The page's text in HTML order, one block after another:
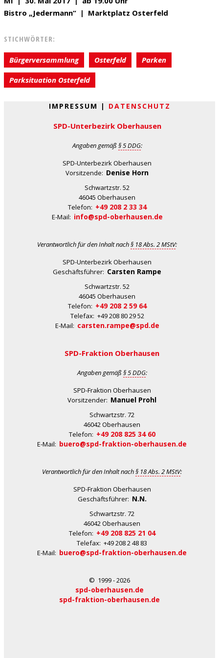
Bistro „Jedermann“ | Marktplatz Osterfeld
STICHWÖRTER:
Bürgerversammlung Osterfeld Parken
Parksituation Osterfeld
IMPRESSUM | DATENSCHUTZ
SPD-Unterbezirk Oberhausen
Angaben gemäß § 5 DDG:
SPD-Unterbezirk Oberhausen
Vorsitzende: Denise Horn
Schwartzstr. 52
46045 Oberhausen
Telefon: +49 208 2 33 34
E-Mail: info@spd-oberhausen.de
Verantwortlich für den Inhalt nach§ 18 Abs. 2 MStV:
SPD-Unterbezirk Oberhausen
Geschäftsführer: Carsten Rampe
Schwartzstr. 52
46045 Oberhausen
Telefon: +49 208 2 59 64
Telefax: +49 208 80 29 52
E-Mail: carsten.rampe@spd.de
SPD-Fraktion Oberhausen
Angaben gemäß § 5 DDG:
SPD-Fraktion Oberhausen
Vorsitzender: Manuel Prohl
Schwartzstr. 72
46042 Oberhausen
Telefon: +49 208 825 34 60
E-Mail: buero@spd-fraktion-oberhausen.de
Verantwortlich für den Inhalt nach§ 18 Abs. 2 MStV:
SPD-Fraktion Oberhausen
Geschäftsführer: N.N.
Schwartzstr. 72
46042 Oberhausen
Telefon: +49 208 825 21 04
Telefax: +49 208 2 48 83
E-Mail: buero@spd-fraktion-oberhausen.de
© 1999 - 2026
spd-oberhausen.de
spd-fraktion-oberhausen.de